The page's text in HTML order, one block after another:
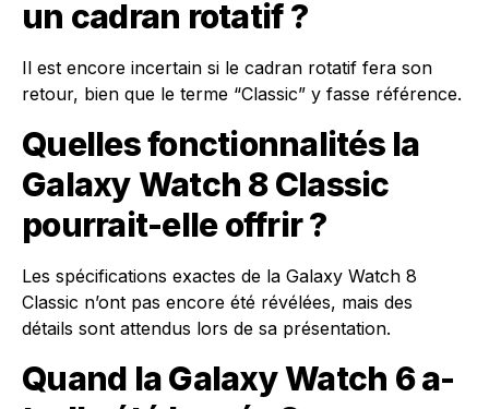
un cadran rotatif ?
Il est encore incertain si le cadran rotatif fera son
retour, bien que le terme “Classic” y fasse référence.
Quelles fonctionnalités la
Galaxy Watch 8 Classic
pourrait-elle offrir ?
Les spécifications exactes de la Galaxy Watch 8
Classic n’ont pas encore été révélées, mais des
détails sont attendus lors de sa présentation.
Quand la Galaxy Watch 6 a-